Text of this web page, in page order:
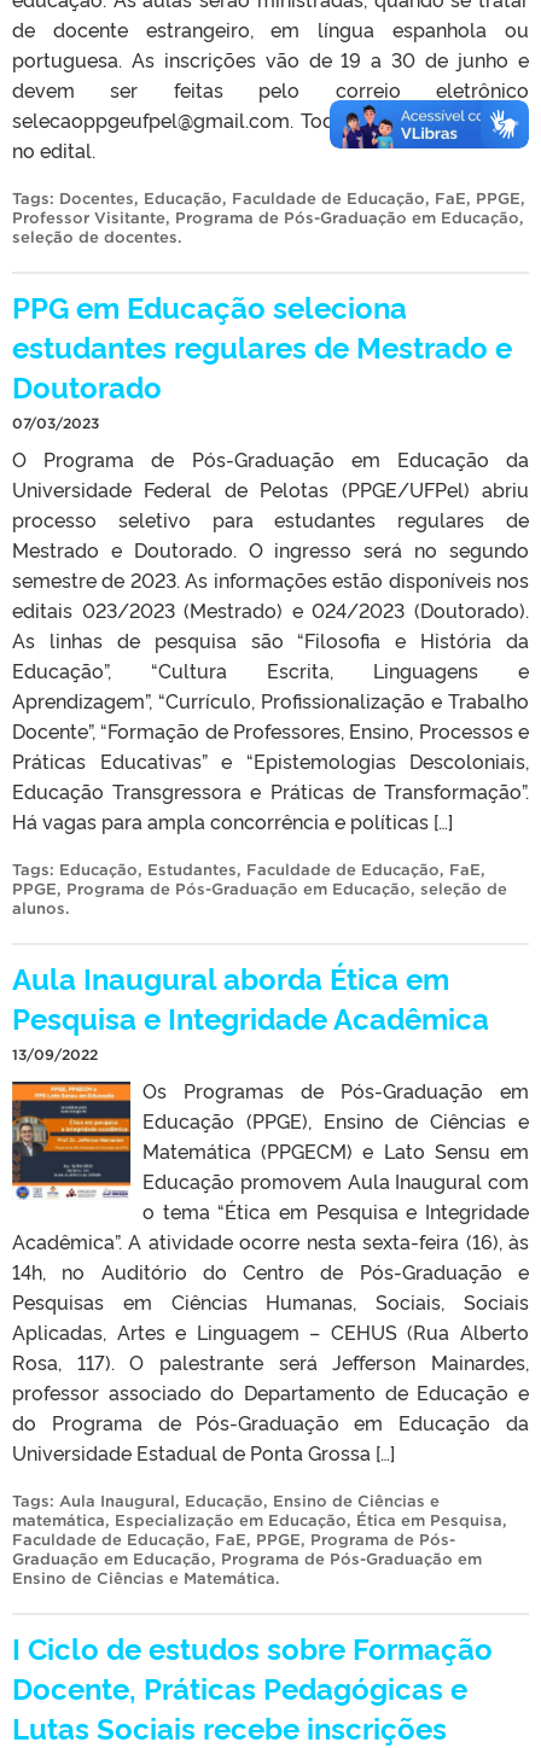
de docente estrangeiro, em língua espanhola ou
portuguesa. As inscrições vão de 19 a 30 de junho e
devem ser feitas pelo correio eletrônico
selecaoppgeufpel@gmail.com. Todos os detalhes estão
no edital.
Tags: Docentes, Educação, Faculdade de Educação, FaE, PPGE,
Professor Visitante, Programa de Pós-Graduação em Educação,
seleção de docentes.
PPG em Educação seleciona
estudantes regulares de Mestrado e
Doutorado
07/03/2023
O Programa de Pós-Graduação em Educação da
Universidade Federal de Pelotas (PPGE/UFPel) abriu
processo seletivo para estudantes regulares de
Mestrado e Doutorado. O ingresso será no segundo
semestre de 2023. As informações estão disponíveis nos
editais 023/2023 (Mestrado) e 024/2023 (Doutorado).
As linhas de pesquisa são “Filosofia e História da
Educação”, “Cultura Escrita, Linguagens e
Aprendizagem”, “Currículo, Profissionalização e Trabalho
Docente”, “Formação de Professores, Ensino, Processos e
Práticas Educativas” e “Epistemologias Descoloniais,
Educação Transgressora e Práticas de Transformação”.
Há vagas para ampla concorrência e políticas […]
Tags: Educação, Estudantes, Faculdade de Educação, FaE,
PPGE, Programa de Pós-Graduação em Educação, seleção de
alunos.
Aula Inaugural aborda Ética em
Pesquisa e Integridade Acadêmica
13/09/2022
Os Programas de Pós-Graduação em
Educação (PPGE), Ensino de Ciências e
Matemática (PPGECM) e Lato Sensu em
Educação promovem Aula Inaugural com
o tema “Ética em Pesquisa e Integridade
Acadêmica”. A atividade ocorre nesta sexta-feira (16), às
14h, no Auditório do Centro de Pós-Graduação e
Pesquisas em Ciências Humanas, Sociais, Sociais
Aplicadas, Artes e Linguagem – CEHUS (Rua Alberto
Rosa, 117). O palestrante será Jefferson Mainardes,
professor associado do Departamento de Educação e
do Programa de Pós-Graduação em Educação da
Universidade Estadual de Ponta Grossa […]
Tags: Aula Inaugural, Educação, Ensino de Ciências e
matemática, Especialização em Educação, Ética em Pesquisa,
Faculdade de Educação, FaE, PPGE, Programa de Pós-
Graduação em Educação, Programa de Pós-Graduação em
Ensino de Ciências e Matemática.
I Ciclo de estudos sobre Formação
Docente, Práticas Pedagógicas e
Lutas Sociais recebe inscrições